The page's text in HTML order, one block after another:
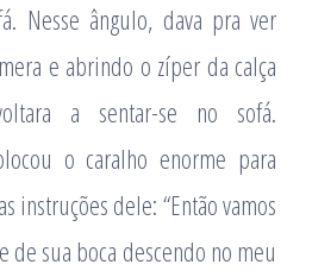
Nesse ângulo, dava pra ver
e abrindo o zíper da calça
a sentar-se no sofá.
o caralho enorme para
instruções dele: “Então vamos
de sua boca descendo no meu